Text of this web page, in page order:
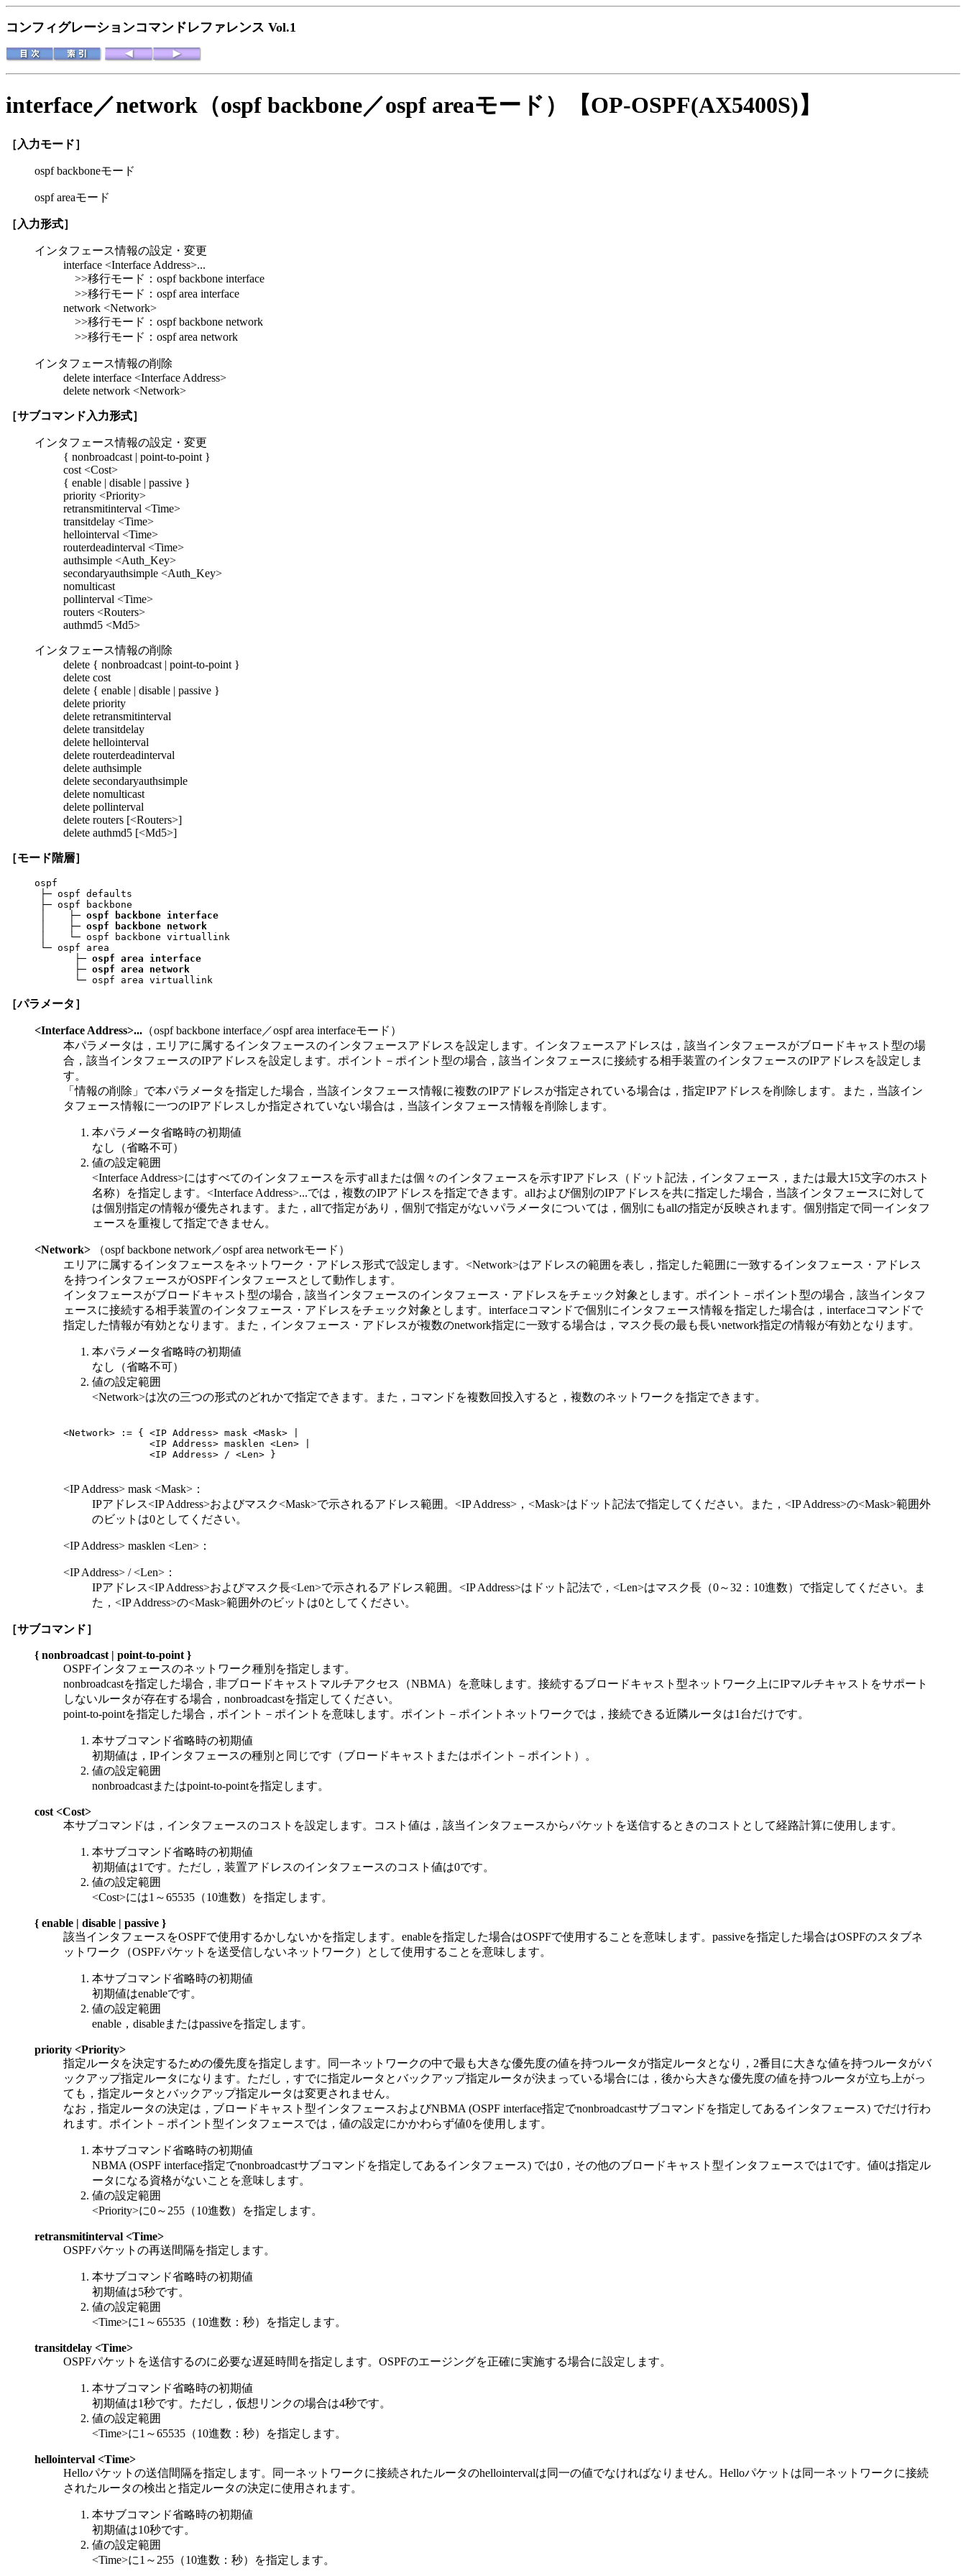
コンフィグレーションコマンドレファレンス Vol.1
interface／network（ospf backbone／ospf areaモード） 【OP-OSPF(AX5400S)】
［入力モード］
ospf backboneモード
ospf areaモード
［入力形式］
インタフェース情報の設定・変更
interface <Interface Address>...
>>移行モード：ospf backbone interface
>>移行モード：ospf area interface
network <Network>
>>移行モード：ospf backbone network
>>移行モード：ospf area network
インタフェース情報の削除
delete interface <Interface Address>
delete network <Network>
［サブコマンド入力形式］
インタフェース情報の設定・変更
{ nonbroadcast | point-to-point }
cost <Cost>
{ enable | disable | passive }
priority <Priority>
retransmitinterval <Time>
transitdelay <Time>
hellointerval <Time>
routerdeadinterval <Time>
authsimple <Auth_Key>
secondaryauthsimple <Auth_Key>
nomulticast
pollinterval <Time>
routers <Routers>
authmd5 <Md5>
インタフェース情報の削除
delete { nonbroadcast | point-to-point }
delete cost
delete { enable | disable | passive }
delete priority
delete retransmitinterval
delete transitdelay
delete hellointerval
delete routerdeadinterval
delete authsimple
delete secondaryauthsimple
delete nomulticast
delete pollinterval
delete routers [<Routers>]
delete authmd5 [<Md5>]
［モード階層］
ospf
├─ ospf defaults
├─ ospf backbone
│    ├─ ospf backbone interface
│    ├─ ospf backbone network
│    └─ ospf backbone virtuallink
└─ ospf area
       ├─
ospf area interface
       ├─
ospf area network
       └─ ospf area virtuallink
［パラメータ］
<Interface Address>... （ospf backbone interface／ospf area interfaceモード）
本パラメータは，エリアに属するインタフェースのインタフェースアドレスを設定します。インタフェースアドレスは，該当インタフェースがブロードキャスト型の場
合，該当インタフェースのIPアドレスを設定します。ポイント－ポイント型の場合，該当インタフェースに接続する相手装置のインタフェースのIPアドレスを設定しま
す。
「情報の削除」で本パラメータを指定した場合，当該インタフェース情報に複数のIPアドレスが指定されている場合は，指定IPアドレスを削除します。また，当該イン
タフェース情報に一つのIPアドレスしか指定されていない場合は，当該インタフェース情報を削除します。
本パラメータ省略時の初期値
なし（省略不可）
値の設定範囲
<Interface Address>にはすべてのインタフェースを示すallまたは個々のインタフェースを示すIPアドレス（ドット記法，インタフェース，または最大15文字のホスト
名称）を指定します。<Interface Address>...では，複数のIPアドレスを指定できます。allおよび個別のIPアドレスを共に指定した場合，当該インタフェースに対して
は個別指定の情報が優先されます。また，allで指定があり，個別で指定がないパラメータについては，個別にもallの指定が反映されます。個別指定で同一インタフ
ェースを重複して指定できません。
<Network>
（ospf backbone network／ospf area networkモード）
エリアに属するインタフェースをネットワーク・アドレス形式で設定します。<Network>はアドレスの範囲を表し，指定した範囲に一致するインタフェース・アドレス
を持つインタフェースがOSPFインタフェースとして動作します。
インタフェースがブロードキャスト型の場合，該当インタフェースのインタフェース・アドレスをチェック対象とします。ポイント－ポイント型の場合，該当インタフ
ェースに接続する相手装置のインタフェース・アドレスをチェック対象とします。interfaceコマンドで個別にインタフェース情報を指定した場合は，interfaceコマンドで
指定した情報が有効となります。また，インタフェース・アドレスが複数のnetwork指定に一致する場合は，マスク長の最も長いnetwork指定の情報が有効となります。
本パラメータ省略時の初期値
なし（省略不可）
値の設定範囲
<Network>は次の三つの形式のどれかで指定できます。また，コマンドを複数回投入すると，複数のネットワークを指定できます。
<Network> := { <IP Address> mask <Mask> |
               <IP Address> masklen <Len> |
               <IP Address> / <Len> }
<IP Address> mask <Mask>：
IPアドレス<IP Address>およびマスク<Mask>で示されるアドレス範囲。<IP Address>，<Mask>はドット記法で指定してください。また，<IP Address>の<Mask>範囲外
のビットは0としてください。
<IP Address> masklen <Len>：
<IP Address> / <Len>：
IPアドレス<IP Address>およびマスク長<Len>で示されるアドレス範囲。<IP Address>はドット記法で，<Len>はマスク長（0～32：10進数）で指定してください。ま
た，<IP Address>の<Mask>範囲外のビットは0としてください。
［サブコマンド］
{ nonbroadcast | point-to-point }
OSPFインタフェースのネットワーク種別を指定します。
nonbroadcastを指定した場合，非ブロードキャストマルチアクセス（NBMA）を意味します。接続するブロードキャスト型ネットワーク上にIPマルチキャストをサポート
しないルータが存在する場合，nonbroadcastを指定してください。
point-to-pointを指定した場合，ポイント－ポイントを意味します。ポイント－ポイントネットワークでは，接続できる近隣ルータは1台だけです。
本サブコマンド省略時の初期値
初期値は，IPインタフェースの種別と同じです（ブロードキャストまたはポイント－ポイント）。
値の設定範囲
nonbroadcastまたはpoint-to-pointを指定します。
cost <Cost>
本サブコマンドは，インタフェースのコストを設定します。コスト値は，該当インタフェースからパケットを送信するときのコストとして経路計算に使用します。
本サブコマンド省略時の初期値
初期値は1です。ただし，装置アドレスのインタフェースのコスト値は0です。
値の設定範囲
<Cost>には1～65535（10進数）を指定します。
{ enable | disable | passive }
該当インタフェースをOSPFで使用するかしないかを指定します。enableを指定した場合はOSPFで使用することを意味します。passiveを指定した場合はOSPFのスタブネ
ットワーク（OSPFパケットを送受信しないネットワーク）として使用することを意味します。
本サブコマンド省略時の初期値
初期値はenableです。
値の設定範囲
enable，disableまたはpassiveを指定します。
priority <Priority>
指定ルータを決定するための優先度を指定します。同一ネットワークの中で最も大きな優先度の値を持つルータが指定ルータとなり，2番目に大きな値を持つルータがバ
ックアップ指定ルータになります。ただし，すでに指定ルータとバックアップ指定ルータが決まっている場合には，後から大きな優先度の値を持つルータが立ち上がっ
ても，指定ルータとバックアップ指定ルータは変更されません。
なお，指定ルータの決定は，ブロードキャスト型インタフェースおよびNBMA (OSPF interface指定でnonbroadcastサブコマンドを指定してあるインタフェース) でだけ行わ
れます。ポイント－ポイント型インタフェースでは，値の設定にかかわらず値0を使用します。
本サブコマンド省略時の初期値
NBMA (OSPF interface指定でnonbroadcastサブコマンドを指定してあるインタフェース) では0，その他のブロードキャスト型インタフェースでは1です。値0は指定ル
ータになる資格がないことを意味します。
値の設定範囲
<Priority>に0～255（10進数）を指定します。
retransmitinterval <Time>
OSPFパケットの再送間隔を指定します。
本サブコマンド省略時の初期値
初期値は5秒です。
値の設定範囲
<Time>に1～65535（10進数：秒）を指定します。
transitdelay <Time>
OSPFパケットを送信するのに必要な遅延時間を指定します。OSPFのエージングを正確に実施する場合に設定します。
本サブコマンド省略時の初期値
初期値は1秒です。ただし，仮想リンクの場合は4秒です。
値の設定範囲
<Time>に1～65535（10進数：秒）を指定します。
hellointerval <Time>
Helloパケットの送信間隔を指定します。同一ネットワークに接続されたルータのhellointervalは同一の値でなければなりません。Helloパケットは同一ネットワークに接続
されたルータの検出と指定ルータの決定に使用されます。
本サブコマンド省略時の初期値
初期値は10秒です。
値の設定範囲
<Time>に1～255（10進数：秒）を指定します。